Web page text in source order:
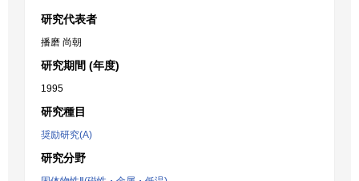
研究代表者
播磨 尚朝
研究期間 (年度)
1995
研究種目
奨励研究(A)
研究分野